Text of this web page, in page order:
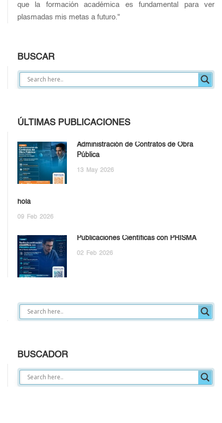
que la formación académica es fundamental para ver
plasmadas mis metas a futuro."
BUSCAR
ÚLTIMAS PUBLICACIONES
Administración de Contratos de Obra
Pública
13 May 2026
hola
09 Feb 2026
Publicaciones Científicas con PRISMA
02 Feb 2026
BUSCADOR